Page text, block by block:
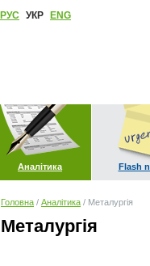
РУС УКР ENG
Аналітика Flash
Головна / Аналітика / Металургія
Металургія